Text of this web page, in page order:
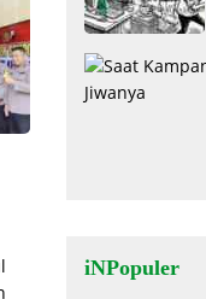
iNPopuler